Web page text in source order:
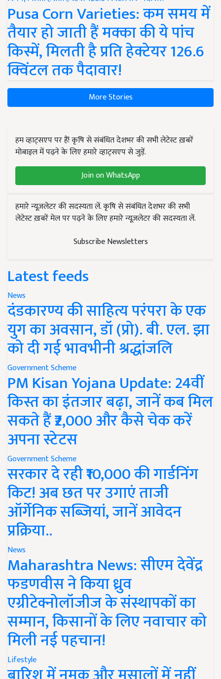
Pusa Corn Varieties: कम समय में
तैयार हो जाती हैं मक्का की ये पांच
किस्में, मिलती है प्रति हेक्टेयर 126.6
क्विंटल तक पैदावार!
More Stories
हम व्हाट्सएप पर हैं! कृषि से संबंधित देशभर की सभी लेटेस्ट ख़बरें
मोबाइल में पढ़ने के लिए हमारे व्हाट्सएप से जुड़ें.
Join on WhatsApp
हमारे न्यूज़लेटर की सदस्यता लें. कृषि से संबंधित देशभर की सभी
लेटेस्ट ख़बरें मेल पर पढ़ने के लिए हमारे न्यूज़लेटर की सदस्यता लें.
Subscribe Newsletters
Latest feeds
News
दंडकारण्य की साहित्य परंपरा के एक
युग का अवसान, डॉ (प्रो). बी. एल. झा
को दी गई भावभीनी श्रद्धांजलि
Government Scheme
PM Kisan Yojana Update: 24वीं
किस्त का इंतजार बढ़ा, जानें कब मिल
सकते हैं ₹2,000 और कैसे चेक करें
अपना स्टेटस
Government Scheme
सरकार दे रही ₹10,000 की गार्डनिंग
किट! अब छत पर उगाएं ताजी
ऑर्गेनिक सब्जियां, जानें आवेदन
प्रक्रिया..
News
Maharashtra News: सीएम देवेंद्र
फडणवीस ने किया ध्रुव
एग्रीटेक्नोलॉजीज के संस्थापकों का
सम्मान, किसानों के लिए नवाचार को
मिली नई पहचान!
Lifestyle